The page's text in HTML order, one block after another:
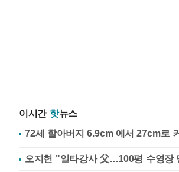
이시간 핫뉴스
오지헌 "일타강사 父…100평 수영장